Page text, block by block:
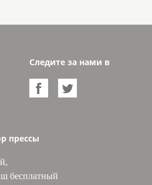
Следите за нами в
 
прессы
бесплатный